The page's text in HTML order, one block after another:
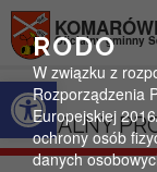
Otwórz pasek narzędzi
Oficjalny gminny
LOKALNY
RODO
W związku z
Rozporządzenia
Europejskiej
ochrony osób
danych